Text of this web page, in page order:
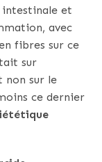
et
avec
fibres sur ce
sur
non sur le
ce dernier